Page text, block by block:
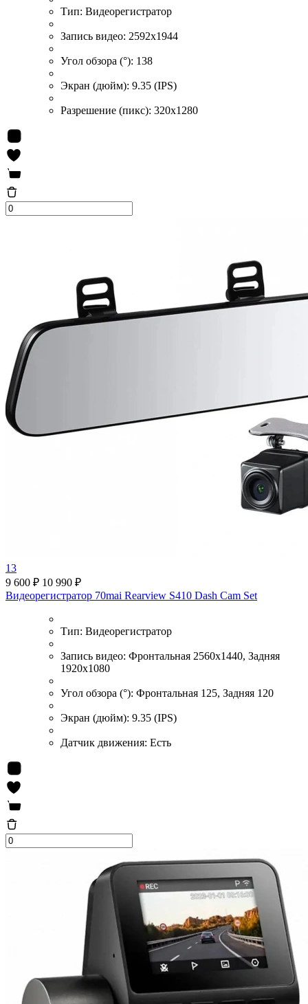
Тип: Видеорегистратор
Запись видео: 2592x1944
Угол обзора (°): 138
Экран (дюйм): 9.35 (IPS)
Разрешение (пикс): 320x1280
13
9 600 ₽ 10 990 ₽
Видеорегистратор 70mai Rearview S410 Dash Cam Set
Тип: Видеорегистратор
Запись видео: Фронтальная 2560x1440, Задняя
1920x1080
Угол обзора (°): Фронтальная 125, Задняя 120
Экран (дюйм): 9.35 (IPS)
Датчик движения: Есть